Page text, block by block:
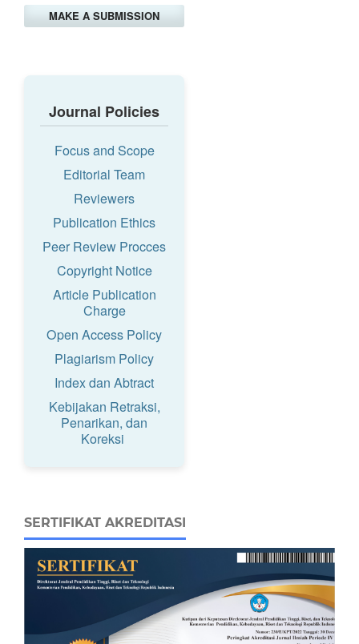
MAKE A SUBMISSION
Journal Policies
Focus and Scope
Editorial Team
Reviewers
Publication Ethics
Peer Review Procces
Copyright Notice
Article Publication
Charge
Open Access Policy
Plagiarism Policy
Index dan Abtract
Kebijakan Retraksi,
Penarikan, dan
Koreksi
SERTIFIKAT AKREDITASI